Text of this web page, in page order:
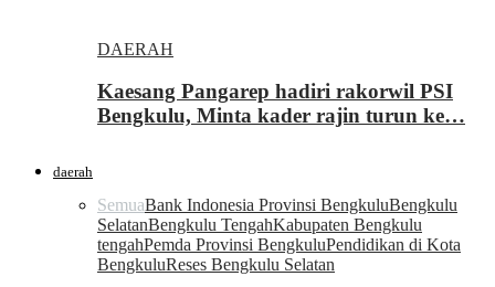
DAERAH
Kaesang Pangarep hadiri rakorwil PSI
Bengkulu, Minta kader rajin turun ke…
daerah
SemuaBank Indonesia Provinsi BengkuluBengkulu
SelatanBengkulu TengahKabupaten Bengkulu
tengahPemda Provinsi BengkuluPendidikan di Kota
BengkuluReses Bengkulu Selatan